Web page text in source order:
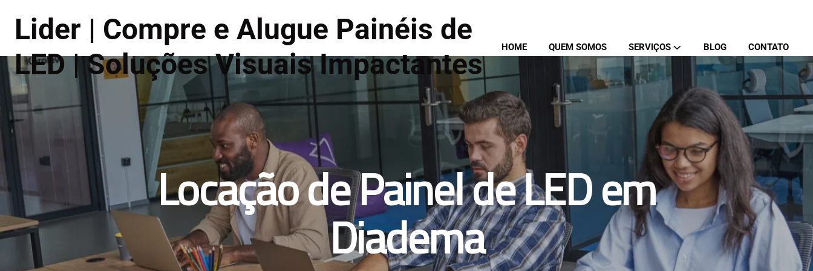
Lider | Compre e Alugue Painéis de
LED | Soluções Visuais Impactantes
HOME QUEM SOMOS SERVIÇOS BLOG CONTATO
Locação de Painel de LED em
Diadema